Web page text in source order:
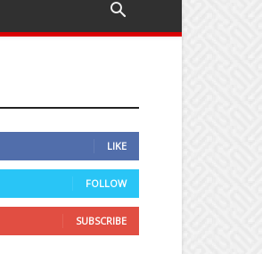
LIKE
FOLLOW
SUBSCRIBE